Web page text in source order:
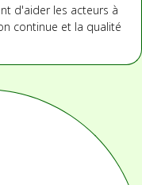
d'aider les acteurs à
continue et la qualité